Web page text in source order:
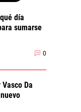
día
sumarse
0
Da